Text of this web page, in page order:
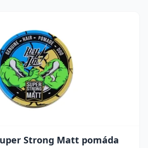
Strong Matt pomáda